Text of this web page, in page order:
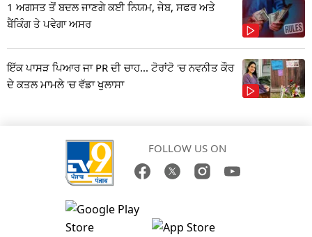
1 ਅਗਸਤ ਤੋਂ ਬਦਲ ਜਾਣਗੇ ਕਈ ਨਿਯਮ, ਜੇਬ, ਸਫਰ ਅਤੇ
ਬੈਂਕਿੰਗ ਤੇ ਪਵੇਗਾ ਅਸਰ
ਇੱਕ ਪਾਸੜ ਪਿਆਰ ਜਾ PR ਦੀ ਚਾਹ... ਟੋਰਾਂਟੋ 'ਚ ਨਵਨੀਤ ਕੌਰ
ਦੇ ਕਤਲ ਮਾਮਲੇ 'ਚ ਵੱਡਾ ਖੁਲਾਸਾ
FOLLOW US ON